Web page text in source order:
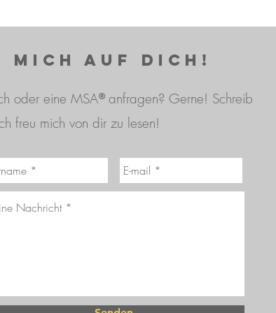
mich auf dich!
oder eine MSA®anfragen? Gerne! Schreib
freu mich von dir zu lesen!